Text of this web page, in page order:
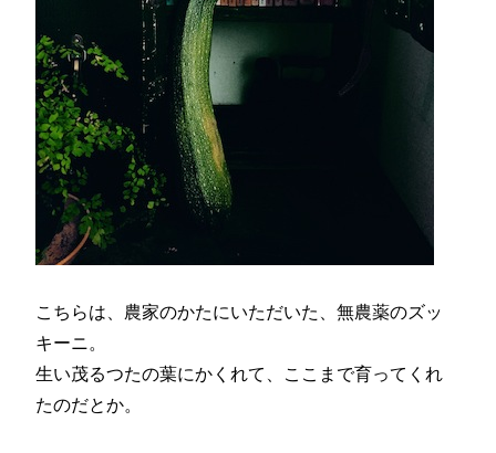
こちらは、農家のかたにいただいた、無農薬のズッ
キーニ。
生い茂るつたの葉にかくれて、ここまで育ってくれ
たのだとか。